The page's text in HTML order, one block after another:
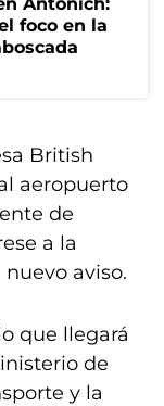
foco en la
British
aeropuerto
de
a la
aviso.
que llegará
de
y la